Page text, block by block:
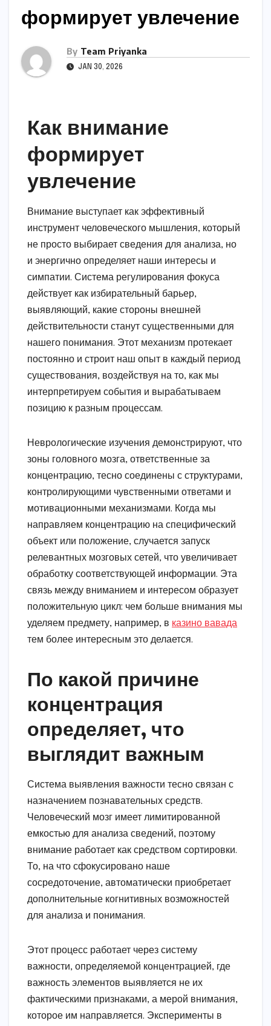
формирует увлечение
By Team Priyanka
JAN 30, 2026
Как внимание
формирует
увлечение
Внимание выступает как эффективный
инструмент человеческого мышления, который
не просто выбирает сведения для анализа, но
и энергично определяет наши интересы и
симпатии. Система регулирования фокуса
действует как избирательный барьер,
выявляющий, какие стороны внешней
действительности станут существенными для
нашего понимания. Этот механизм протекает
постоянно и строит наш опыт в каждый период
существования, воздействуя на то, как мы
интерпретируем события и вырабатываем
позицию к разным процессам.
Неврологические изучения демонстрируют, что
зоны головного мозга, ответственные за
концентрацию, тесно соединены с структурами,
контролирующими чувственными ответами и
мотивационными механизмами. Когда мы
направляем концентрацию на специфический
объект или положение, случается запуск
релевантных мозговых сетей, что увеличивает
обработку соответствующей информации. Эта
связь между вниманием и интересом образует
положительную цикл: чем больше внимания мы
уделяем предмету, например, в казино вавада
тем более интересным это делается.
По какой причине
концентрация
определяет, что
выглядит важным
Система выявления важности тесно связан с
назначением познавательных средств.
Человеческий мозг имеет лимитированной
емкостью для анализа сведений, поэтому
внимание работает как средством сортировки.
То, на что сфокусировано наше
сосредоточение, автоматически приобретает
дополнительные когнитивных возможностей
для анализа и понимания.
Этот процесс работает через систему
важности, определяемой концентрацией, где
важность элементов выявляется не их
фактическими признаками, а мерой внимания,
которое им направляется. Эксперименты в